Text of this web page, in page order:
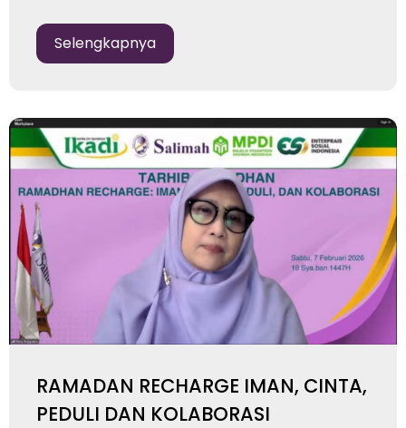
Selengkapnya
RAMADAN RECHARGE IMAN, CINTA,
PEDULI DAN KOLABORASI